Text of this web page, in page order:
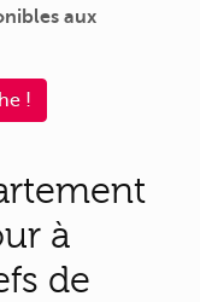
aux
!
à
de